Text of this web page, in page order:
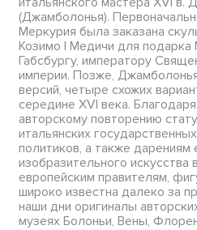
(Джамболонья).
Меркурия была заказана
Козимо I Медичи для подарка
Габсбургу, императору
империи. Позже,
версий, четыре схожих
середине XVI века.
авторскому повторению
итальянских
политиков, а также дарениям
изобразительного искусства
европейским правителям,
широко известна далеко за
наши дни оригиналы
музеях Болоньи, Вены,